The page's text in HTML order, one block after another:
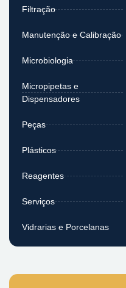
Filtração
Manutenção e Calibração
Microbiologia
Micropipetas e
Dispensadores
Peças
Plásticos
Reagentes
Serviços
Vidrarias e Porcelanas